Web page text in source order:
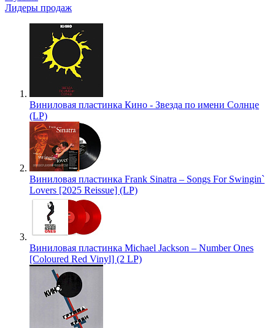
Лидеры продаж
Виниловая пластинка Кино - Звезда по имени Солнце
(LP)
Виниловая пластинка Frank Sinatra – Songs For Swingin`
Lovers [2025 Reissue] (LP)
Виниловая пластинка Michael Jackson – Number Ones
[Coloured Red Vinyl] (2 LP)